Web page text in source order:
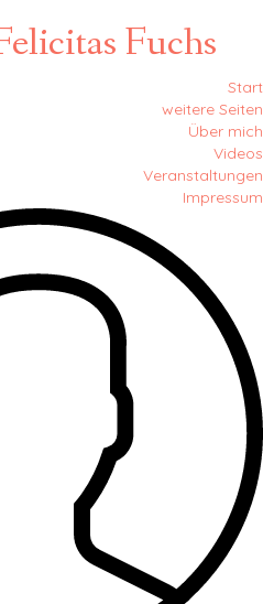
Fuchs
Start
weitere Seiten
Über mich
Videos
Veranstaltungen
Impressum